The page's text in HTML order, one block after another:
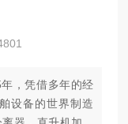
设备的世界制造